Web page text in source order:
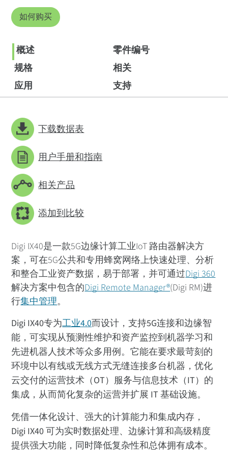
如何购买
概述
零件编号
规格
相关
应用
支持
Digi IX40是一款5G边缘计算工业IoT 路由器解决方
案，可在5G公共和专用蜂窝网络上快速处理、分析
和整合工业资产数据，易于部署，并可通过Digi 360
解决方案中包含的Digi Remote Manager®(Digi RM)进
行集中管理。
Digi IX40专为工业4.0而设计，支持5G连接和边缘智
能，可实现从预测性维护和资产监控到机器学习和
先进机器人技术等众多用例。它能在要求最苛刻的
环境中以有线或无线方式无缝连接多台机器，优化
云交付的运营技术（OT）服务与信息技术（IT）的
集成，从而简化复杂的运营并扩展 IT 基础设施。
凭借一体化设计、强大的计算能力和集成内存，
Digi IX40 可为实时数据处理、边缘计算和高级精度
提供强大功能，同时降低复杂性和总体拥有成本。
下载数据表
用户手册和指南
相关产品
添加到比较